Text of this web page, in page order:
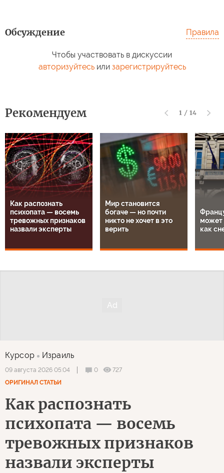
Обсуждение Правила
Чтобы участвовать в дискуссии
авторизуйтесьили зарегистрируйтесь
Рекомендуем 1 / 14
Как распознать
психопата — восемь
тревожных признаков
назвали эксперты
Мир становится
богаче — но почти
никто не хочет в это
верить
может
как
Курсор Израиль
09 августа 2026 05:04 0
727
ОРИГИНАЛ СТАТЬИ
Как распознать
психопата — восемь
тревожных признаков
назвали эксперты